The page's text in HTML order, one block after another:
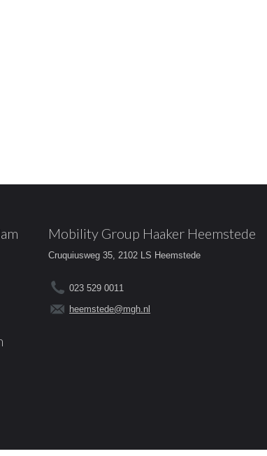
Mobility Group Haaker Heemstede
Cruquiusweg 35, 2102 LS Heemstede
023 529 0011
heemstede@mgh.nl